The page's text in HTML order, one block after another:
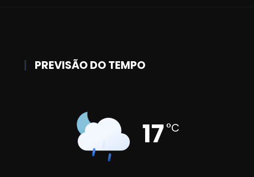
PREVISÃO DO TEMPO
17 °C